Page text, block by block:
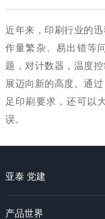
近年来，印刷行业的
作量繁杂、易出错等
题，对计数器，温度
展迈向新的高度。通
足印刷要求，还可以
误。
亚泰 党建
产品世界